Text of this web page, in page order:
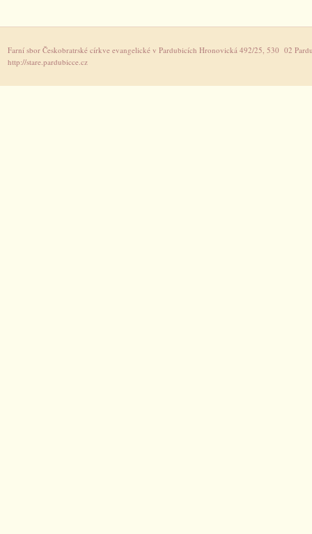
Farní sbor Českobratrské církve evangelické v Pardubicích Hronovická 492/25, 530 02
http://stare.pardubicce.cz